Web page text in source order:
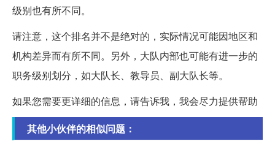
级别也有所不同。
请注意，这个排名并不是绝对的，实际情况可能因地区和
机构差异而有所不同。另外，大队内部也可能有进一步的
职务级别划分，如大队长、教导员、副大队长等。
如果您需要更详细的信息，请告诉我，我会尽力提供帮助
其他小伙伴的相似问题：